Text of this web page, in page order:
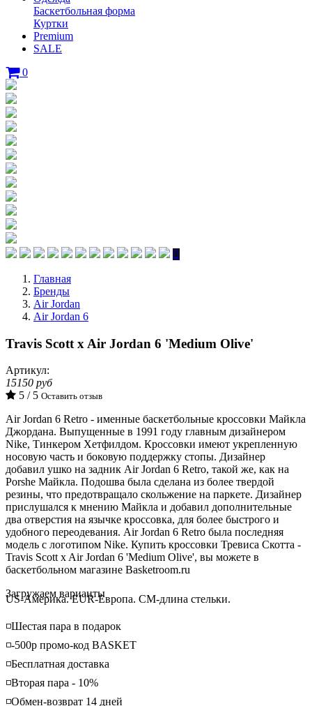
Баскетбольная форма
Куртки
Premium
SALE
0
Главная
Бренды
Air Jordan
Air Jordan 6
Travis Scott x Air Jordan 6 'Medium Olive'
Артикул:
15150 руб
5 / 5 Оставить отзыв
Air Jordan 6 Retro - именные баскетбольные кроссовки Майкла
Джордана. Выпущенные в 1991 году главным дизайнером
Nike, Тинкером Хетфилдом. Кроссовки имеют укрепленную
носовую часть и боковую поддержку стопы. Дизайнер
добавил ушко на задник Air Jordan 6 Retro, такой же, как на
Porshe Майкла. Подошва была сделана из более твердой
резины, что предотвращало скольжение на паркете. Дизайнер
прислушался к мнению Майкла и добавил дополнительные
два отверстия на язычке кроссовка, для более быстрого и
удобного переодевания. Air Jordan 6 Retro была последняя
модель с логотипом Nike. Купить кроссовки Тревиса Скотта -
Travis Scott x Air Jordan 6 'Medium Olive', вы можете в
баскетбольном магазине Basketroom.ru
Loading...
Загружаем варианты
US-Америка. EUR-Европа. CM-длина стельки.
◽️Шестая пара в подарок
◽️-500р промо-код BASKET
◽️Бесплатная доставка
◽️Вторая пара - 10%
◽️Обмен-возврат 14 дней